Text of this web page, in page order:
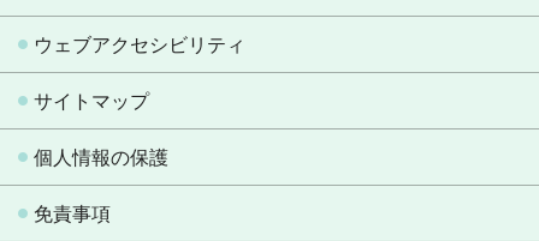
ウェブアクセシビリティ
サイトマップ
個人情報の保護
免責事項